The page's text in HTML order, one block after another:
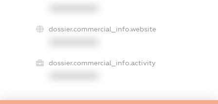
dossier.commercial_info.website
dossier.commercial_info.activity